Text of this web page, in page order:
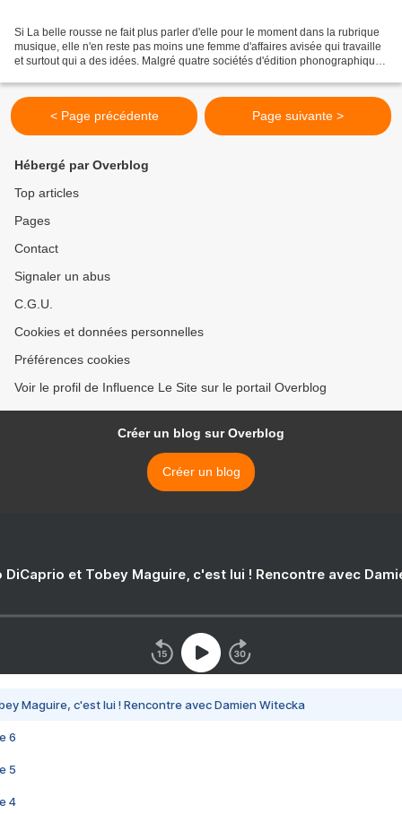
Si La belle rousse ne fait plus parler d'elle pour le moment dans la rubrique
musique, elle n'en reste pas moins une femme d'affaires avisée qui travaille
et surtout qui a des idées. Malgré quatre sociétés d'édition phonographique
< Page précédente Page suivante >
Hébergé par Overblog
Top articles
Pages
Contact
Signaler un abus
C.G.U.
Cookies et données personnelles
Préférences cookies
Voir le profil de Influence Le Site sur le portail Overblog
Créer un blog sur Overblog
Créer un blog
DiCaprio et Tobey Maguire, c'est lui ! Rencontre avec
Maguire, c'est lui ! Rencontre avec Damien Witecka
6
5
4